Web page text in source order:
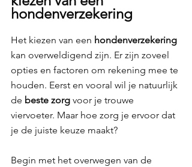
hondenverzekering
Het kiezen van een hondenverzekering
kan overweldigend zijn. Er zijn zoveel
opties en factoren om rekening mee te
houden. Eerst en vooral wil je natuurlijk
de beste zorg voor je trouwe
viervoeter. Maar hoe zorg je ervoor dat
je de juiste keuze maakt?
Begin met het overwegen van de